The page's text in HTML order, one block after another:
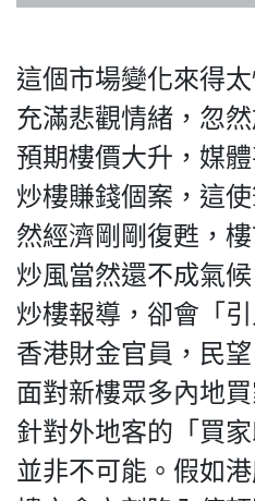
這個市場變化來得
充滿悲觀情緒，忽
預期樓價大升，媒
炒樓賺錢個案，這
然經濟剛剛復甦，
炒風當然還不成氣
炒樓報導，卻會「
香港財金官員，民
面對新樓眾多內地
針對外地客的「買
並非不可能。假如